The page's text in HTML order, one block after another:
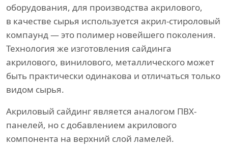
оборудования, для производства акрилового,
в качестве сырья используется акрил-стироловый
компаунд — это полимер новейшего поколения.
Технология же изготовления сайдинга
акрилового, винилового, металлического может
быть практически одинакова и отличаться только
видом сырья.
Акриловый сайдинг является аналогом ПВХ-
панелей, но с добавлением акрилового
компонента на верхний слой ламелей.